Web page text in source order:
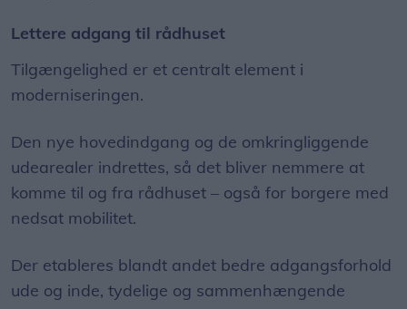
Lettere adgang til rådhuset
Tilgængelighed er et centralt element i
moderniseringen.
Den nye hovedindgang og de omkringliggende
udearealer indrettes, så det bliver nemmere at
komme til og fra rådhuset – også for borgere med
nedsat mobilitet.
Der etableres blandt andet bedre adgangsforhold
ude og inde, tydelige og sammenhængende